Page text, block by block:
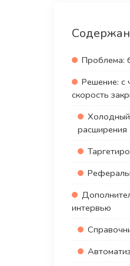
Проблема:
Решение: с
скорость
Холодный
расширения
интервью